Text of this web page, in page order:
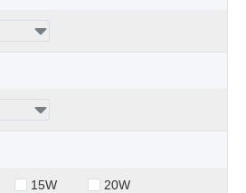
15W
20W